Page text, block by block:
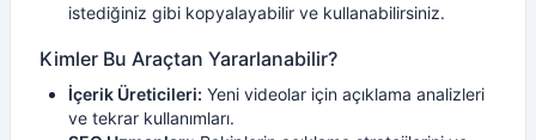
istediğiniz gibi kopyalayabilir ve kullanabilirsiniz.
Kimler Bu Araçtan Yararlanabilir?
İçerik Üreticileri: Yeni videolar için açıklama analizleri
ve tekrar kullanımları.